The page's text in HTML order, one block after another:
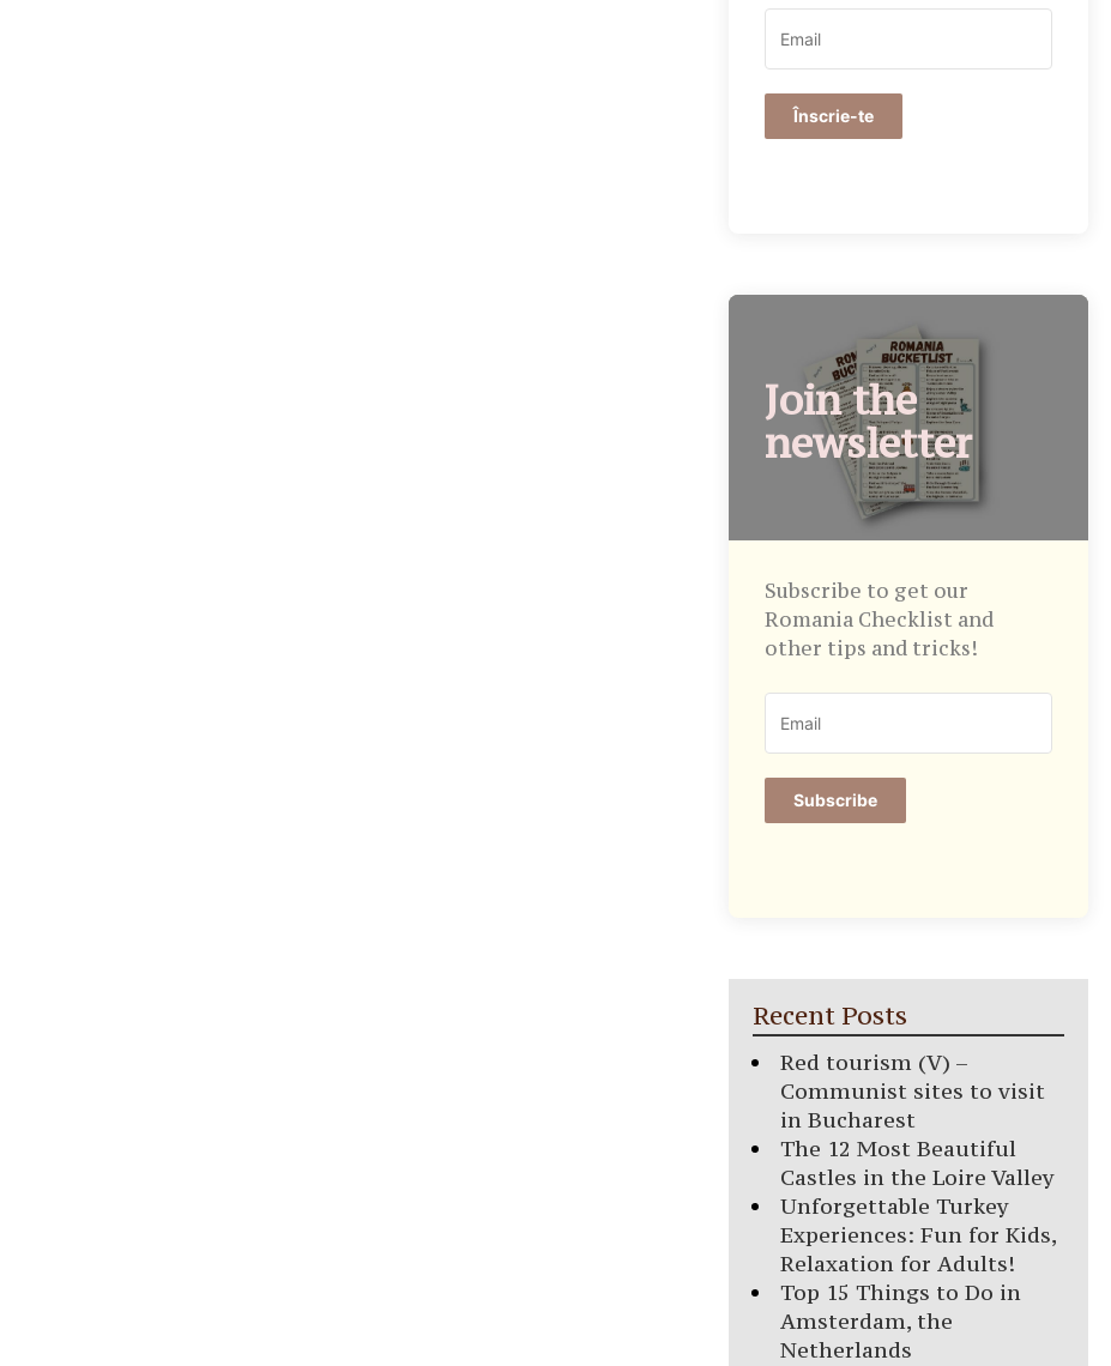
Înscrie-te
Join the
newsletter
Subscribe to get our
Romania Checklist and
other tips and tricks!
Subscribe
Recent Posts
Red tourism (V) –
Communist sites to visit
in Bucharest
The 12 Most Beautiful
Castles in the Loire Valley
Unforgettable Turkey
Experiences: Fun for Kids,
Relaxation for Adults!
Top 15 Things to Do in
Amsterdam, the
Netherlands